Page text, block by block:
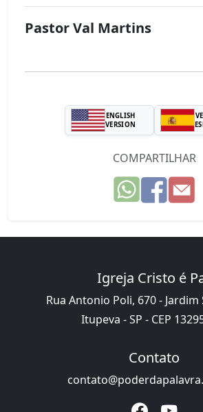
Pastor Val Martins
ENGLISH
VERSION
COMPARTILHAR
Igreja Cristo é
Rua Antonio Poli, 670 - Jardim
Itupeva - SP - CEP
Contato